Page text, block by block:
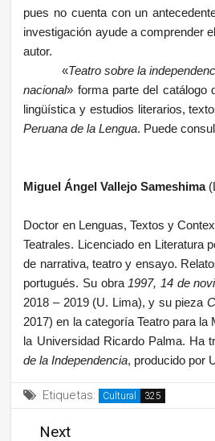
pues no cuenta con un
investigación ayude a comprender
autor.
«Teatro sobre la
nacional» forma parte del catálogo
lingüística y estudios literarios,
Peruana de la Lengua. Puede
Miguel Ángel Vallejo Sameshima
Doctor en Lenguas, Textos y
Teatrales. Licenciado en Literatura
de narrativa, teatro y ensayo.
portugués. Su obra 1997, 14 de
2018 – 2019 (U. Lima), y su pieza
2017) en la categoría Teatro para
la Universidad Ricardo Palma. Ha
de la Independencia, producido por
Etiquetas: Cultural
Next